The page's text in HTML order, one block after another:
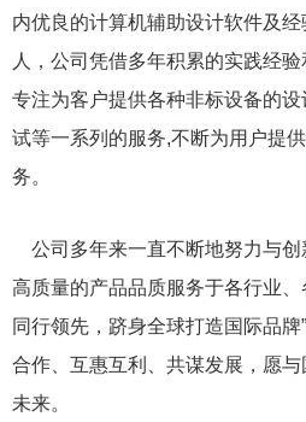
内优良的计算机辅助设计软件及
人，公司凭借多年积累的实践经
专注为客户提供各种非标设备的
试等一系列的服务,不断为用户提
务。
公司多年来一直不断地努力与创
高质量的产品品质服务于各行业
同行领先，跻身全球打造国际品
合作、互惠互利、共谋发展，愿
未来。